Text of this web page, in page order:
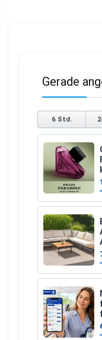
Gerade
6 Std.